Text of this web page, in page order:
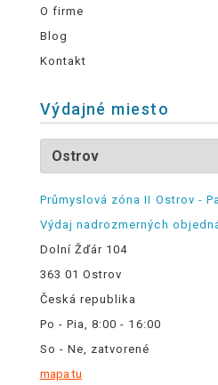
O firme
Blog
Kontakt
Výdajné miesto
Průmyslová zóna II Ostrov -
Výdaj nadrozmerných
Dolní Žďár 104
363 01 Ostrov
Česká republika
Po - Pia, 8:00 - 16:00
So - Ne, zatvorené
mapa tu